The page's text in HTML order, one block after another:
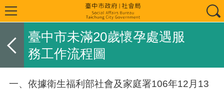
臺中市未滿20歲懷孕處遇服
務工作流程圖
一、依據衛生福利部社會及家庭署106年12月13